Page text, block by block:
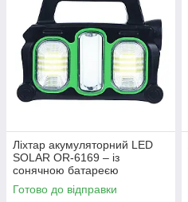
Ліхтар акумуляторний LED
SOLAR OR-6169 – із
сонячною батареєю
Готово до відправки